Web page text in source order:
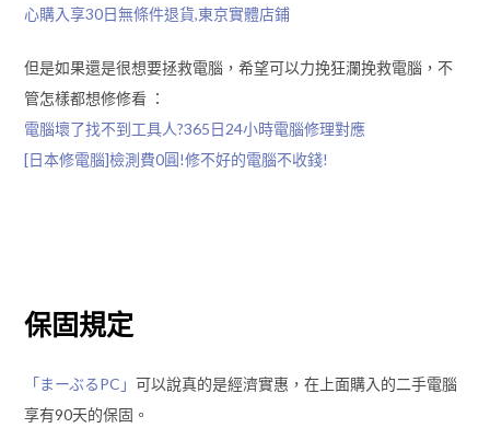
心購入享30日無條件退貨,東京實體店鋪
但是如果還是很想要拯救電腦，希望可以力挽狂瀾挽救電腦，不
管怎樣都想修修看 ：
電腦壞了找不到工具人?365日24小時電腦修理對應
[日本修電腦]檢測費0圓!修不好的電腦不收錢!
保固規定
「まーぶるPC」 可以說真的是經濟實惠，在上面購入的二手電腦
享有90天的保固。